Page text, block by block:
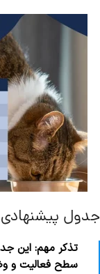
جدول
تذکر مهم: این
سطح فعالیت و